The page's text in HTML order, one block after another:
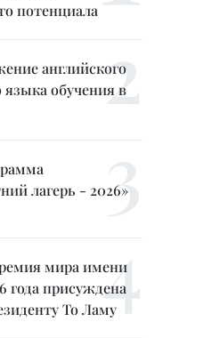
потенциала
английского
языка обучения в
лагерь - 2026»
мира имени
года присуждена
То Ламу